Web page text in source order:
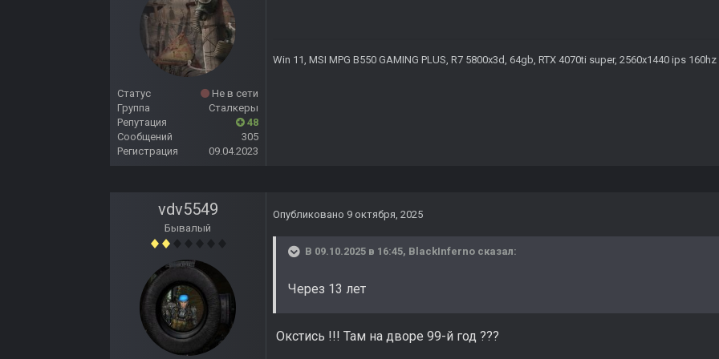
Статус
Не в сети
Группа
Сталкеры
Репутация
48
Сообщений
305
Регистрация
09.04.2023
Win 11, MSI MPG B550 GAMING PLUS, R7 5800x3d, 64gb, RTX 4070ti super, 2560x1440 ips 160hz
vdv5549
Бывалый
Опубликовано 9 октября, 2025
В 09.10.2025 в 16:45, BlackInferno сказал:
Через 13 лет
Окстись !!! Там на дворе 99-й год ???